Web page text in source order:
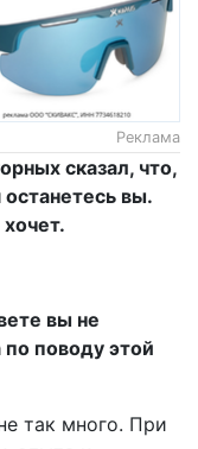
Реклама
сказал, что,
вы.
вы не
поводу этой
так много. При